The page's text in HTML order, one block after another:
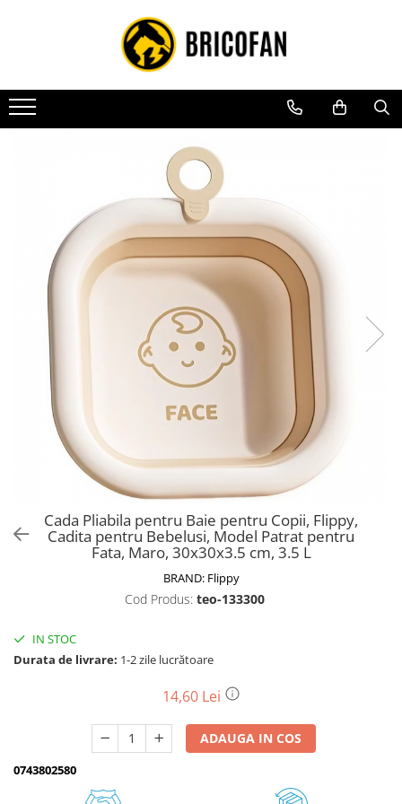
Toate Produsele
Vehicule electrice
Atv
Masini electrice
Motocross
Piese de schimb vehicule electrice
Scutere electrice
Scutere pe benzina
Tricicluri cargo fara permis
Tricicluri persoane
Trotinete electrice
Biciclete, trotinete, triciclete
Biciclete electrice
Motoburghie si accesorii
Accesorii motoburghie
Drujbe, fierastraie electrice
Drujbe cu acumulator
Unelte electrice busteni
Mori cereale si batoze porumb
Batoze - mori desfacat porumb
Cada Pliabila pentru Baie pentru Copii, Flippy,
Cadita pentru Bebelusi, Model Patrat pentru
Fata, Maro, 30x30x3.5 cm, 3.5 L
BRAND: Flippy
Cod Produs: teo-133300
IN STOC
Durata de livrare: 1-2 zile lucrătoare
14,60 Lei
ADAUGA IN COS
0743802580